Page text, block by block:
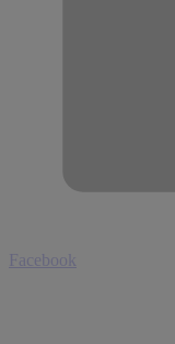
Facebook